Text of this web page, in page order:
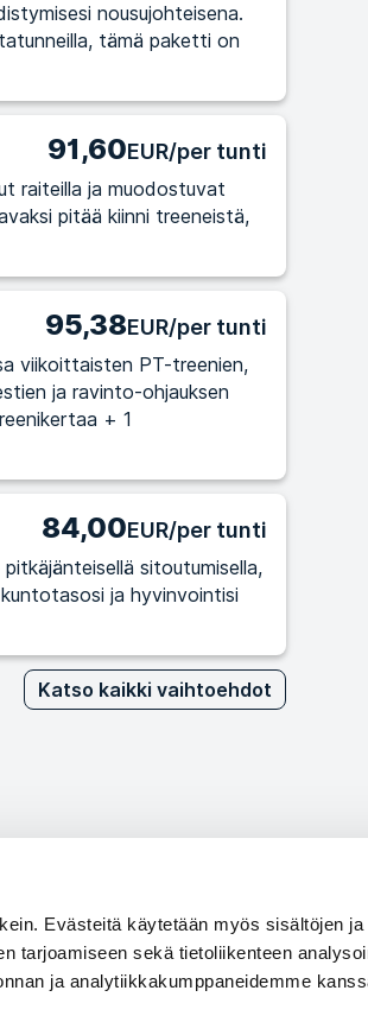
Evästeitä käytetään myös sisältöjen ja
tarjoamiseen sekä tietoliikenteen
ja analytiikkakumppaneidemme
nousujohteisena.
tämä paketti on
91,60EUR/per tunti
raiteilla ja muodostuvat
95,38EUR/per tunti
viikoittaisten PT-treenien,
ja ravinto-ohjauksen
+ 1
84,00EUR/per tunti
sitoutumisella,
Katso kaikki vaihtoehdot